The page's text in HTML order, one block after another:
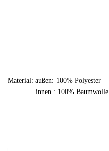
Material: außen: 100% Polyester
innen : 100% Baumwolle